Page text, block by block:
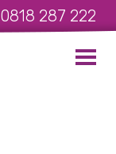
0818 287 222